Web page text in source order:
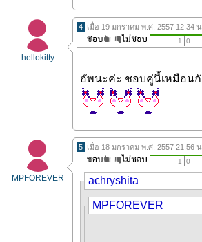
hellokitty
4 เมื่อ 19 มกราคม พ.ศ. 2557 12.34 น.
1 0
อัพนะค่ะ ชอบคู่นี้เหมือน
MPFOREVER
5 เมื่อ 18 มกราคม พ.ศ. 2557 21.56 น.
1 0
achryshita
MPFOREVER